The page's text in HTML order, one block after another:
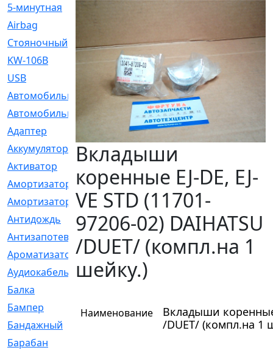
5-минутная
Airbag
Cтояночный
[1]
KW-106B
[0]
USB
[6]
Автомобильное
[6]
Автомобильный
Адаптер
Аккумулятор
[2]
Активатор
[1]
Амортизатор
[608]
Амортизаторы
[21]
Антидождь
[1]
Антизапотеватель
[1]
Ароматизатор
[35]
Аудиокабель
[2]
Балка
Бампер
[137]
Бандажный
Барабан
Вкладыши
коренные EJ-DE, EJ-
VE STD (11701-
97206-02) DAIHATSU
/DUET/ (компл.на 1
шейку.)
Наименование
Вкладыши коренные
/DUET/ (компл.на 1